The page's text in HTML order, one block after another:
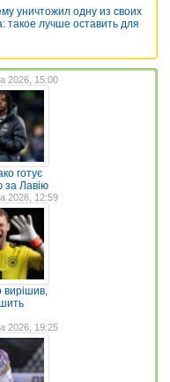
уничтожил одну из своих
такое лучше оставить для
2026, 15:00
готує
за Лавію
2026, 12:59
вирішив,
2026, 19:25